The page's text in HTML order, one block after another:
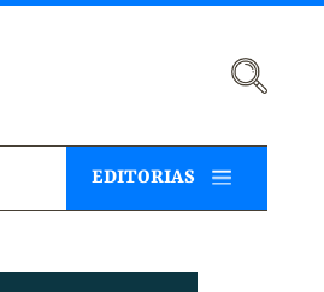
EDITORIAS